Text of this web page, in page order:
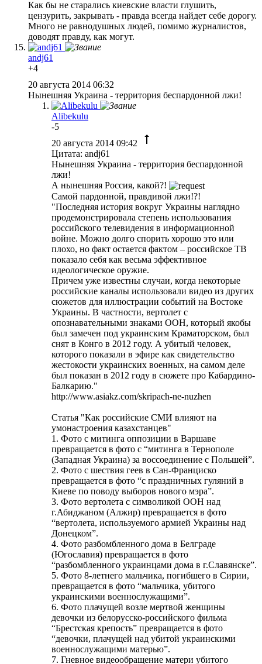
Как бы не старались киевские власти глушить,
цензурить, закрывать - правда всегда найдет себе дорогу.
Много не равнодушных людей, помимо журналистов,
доводят правду, как могут.
andj61
+4
20 августа 2014 06:32
Нынешняя Украина - территория беспардонной лжи!
Alibekulu
-5
20 августа 2014 09:42
Цитата: andj61
Нынешняя Украина - территория беспардонной
лжи!
А нынешняя Россия, какой?!
Самой пардонной, правдивой лжи!?!
"Последняя история вокруг Украины наглядно
продемонстрировала степень использования
российского телевидения в информационной
войне. Можно долго спорить хорошо это или
плохо, но факт остается фактом – российское ТВ
показало себя как весьма эффективное
идеологическое оружие.
Причем уже известны случаи, когда некоторые
российские каналы использовали видео из других
сюжетов для иллюстрации событий на Востоке
Украины. В частности, вертолет с
опознавательными знаками ООН, который якобы
был замечен под украинским Краматорском, был
снят в Конго в 2012 году. А убитый человек,
которого показали в эфире как свидетельство
жестокости украинских военных, на самом деле
был показан в 2012 году в сюжете про Кабардино-
Балкарию."
http://www.asiakz.com/skripach-ne-nuzhen
Статья "Как российские СМИ влияют на
умонастроения казахстанцев"
1. Фото с митинга оппозиции в Варшаве
превращается в фото с “митинга в Тернополе
(Западная Украина) за воссоединение с По­льшей”.
2. Фото с шествия геев в Сан-Франциско
превращается в фото “с праздничных гуляний в
Киеве по поводу выборов нового мэра”.
3. Фото вертолета с символикой ООН над
г.Абиджаном (Алжир) превращается в фото
“вертолета, используемого армией Украины над
Донецком”.
4. Фото разбомбленного дома в Белграде
(Югославия) превращается в фото
“разбомбленного украинцами дома в г.Славянске”.
5. Фото 8-летнего мальчика, погибшего в Сирии,
превращается в фото “мальчика, убитого
украинскими военнослужащими”.
6. Фото плачущей возле мертвой женщины
девочки из белорусско-российского фильма
“Брестская крепость” превращается в фото
“девочки, плачущей над убитой украинскими
военнослужащими матерью”.
7. Гневное видеообращение матери убитого